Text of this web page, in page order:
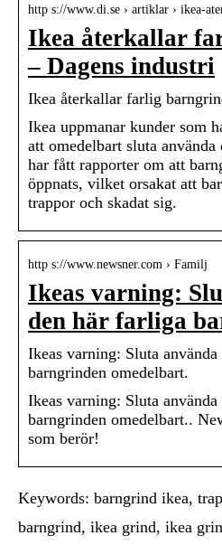
http s://www.di.se › artiklar › ikea-
Ikea återkallar
– Dagens industri
Ikea återkallar farlig
Ikea uppmanar kunder som
att omedelbart sluta
har fått rapporter om att
öppnats, vilket orsakat att
trappor och skadat sig.
http s://www.newsner.com › Familj
Ikeas varning:
den här farliga
Ikeas varning: Sluta
barngrinden omedelbart.
Ikeas varning: Sluta
barngrinden omedelbart..
som berör!
Keywords: barngrind ikea,
barngrind, ikea grind, ikea